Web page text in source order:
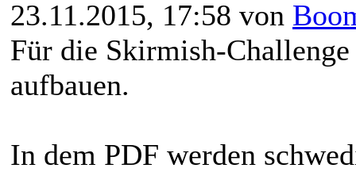
23.11.2015, 17:58 von
Für die Skirmish-
aufbauen.
In dem PDF werden